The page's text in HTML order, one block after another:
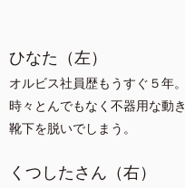
ひなた（左）
オルビス社員歴もうすぐ５年
時々とんでもなく不器用な動
靴下を脱いでしまう。
くつしたさん（右）